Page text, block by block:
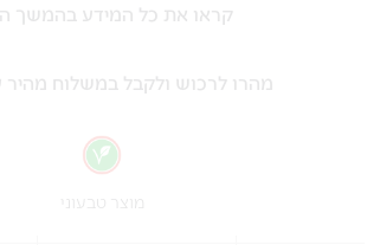
קראו את כל המידע בהמשך
מהרו לרכוש ולקבל במשלוח מהיר
מוצר טבעוני